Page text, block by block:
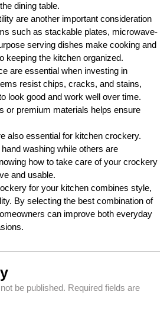
dining table.
are another important consideration
such as stackable plates, microwave-
serving dishes make cooking and
keeping the kitchen organized.
are essential when investing in
resist chips, cracks, and stains,
look good and work well over time.
or premium materials helps ensure
also essential for kitchen crockery.
washing while others are
how to take care of your crockery
and usable.
for your kitchen combines style,
By selecting the best combination of
can improve both everyday
be published. Required fields are